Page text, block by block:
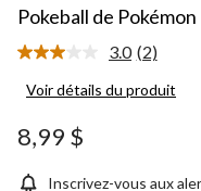
Pokeball de
3.0 Lire
2
même
(2)
Voir détails du produit
8,99 $
Inscrivez-vous aux